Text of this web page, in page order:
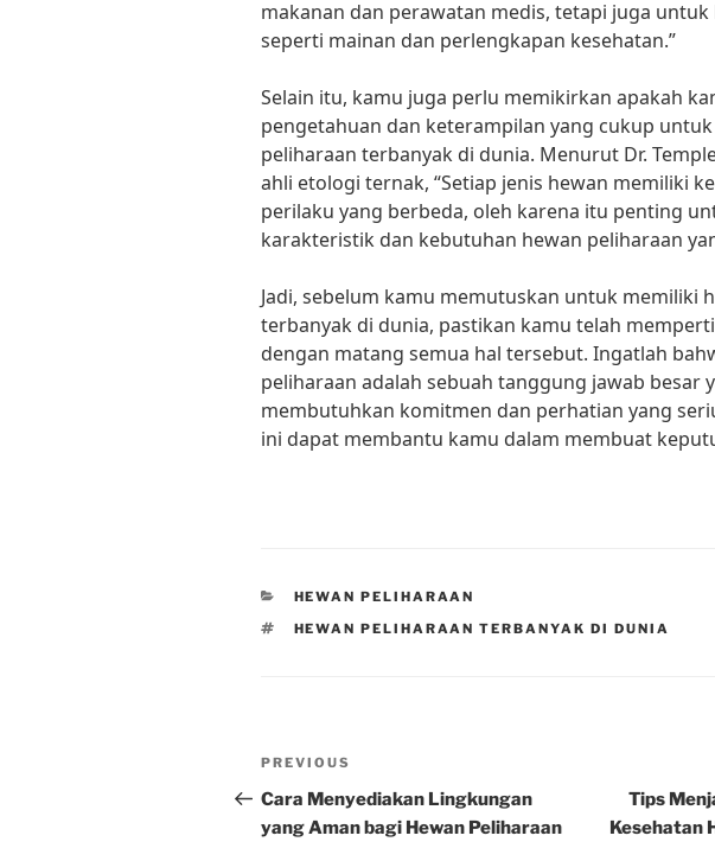
makanan dan perawatan medis, tetapi juga
seperti mainan dan perlengkapan kesehatan.”
Selain itu, kamu juga perlu memikirkan apakah
pengetahuan dan keterampilan yang cukup
peliharaan terbanyak di dunia. Menurut Dr.
ahli etologi ternak, “Setiap jenis hewan memiliki
perilaku yang berbeda, oleh karena itu penting
karakteristik dan kebutuhan hewan peliharaan
Jadi, sebelum kamu memutuskan untuk memiliki
terbanyak di dunia, pastikan kamu telah
dengan matang semua hal tersebut. Ingatlah
peliharaan adalah sebuah tanggung jawab besar
membutuhkan komitmen dan perhatian yang
ini dapat membantu kamu dalam membuat
CATEGORIES
HEWAN PELIHARAAN
TAGS
HEWAN PELIHARAAN TERBANYAK DI DUNIA
Post
navigation
Previous
Post
PREVIOUS
Cara Menyediakan Lingkungan
yang Aman bagi Hewan Peliharaan
Tips
Kesehatan